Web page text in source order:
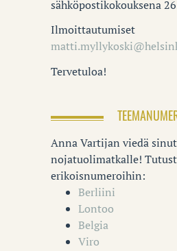
sähköpostikokouksena
Ilmoittautumiset
Tervetuloa!
Anna Vartijan viedä sinut
nojatuolimatkalle!
erikoisnumeroihin:
Berliini
Lontoo
Belgia
Viro